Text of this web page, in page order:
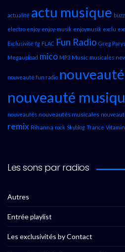
actualité actu musique buzz
electro enjoy enjoy-musik enjoymusik exclu
Exclusivité fg FLAC Fun Radio Greg Parys
Megaupload mico MP3 Music musicales
nouveauté fun radio
nouveauté
nouveautés nouveautés musicales
remix Rihanna rock Skyblog Trance
Les sons par radios
Autres
Entrée playlist
Les exclusivités by Contact